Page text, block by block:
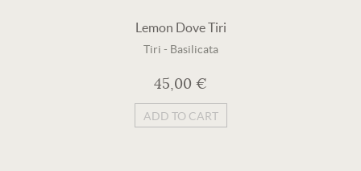
Lemon Dove Tiri
Tiri - Basilicata
45,00 €
ADD TO CART